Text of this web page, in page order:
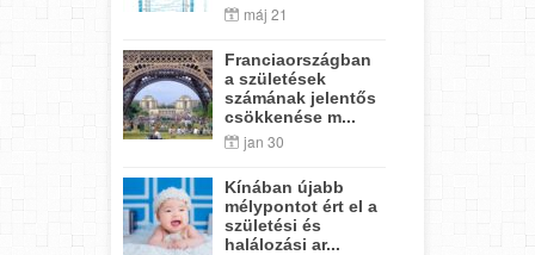
máj 21
Franciaországban
a születések
számának jelentős
csökkenése m...
jan 30
Kínában újabb
mélypontot ért el a
születési és
halálozási ar...